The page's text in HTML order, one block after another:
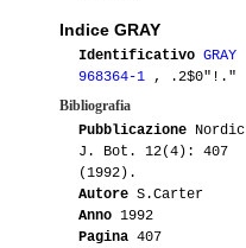
Indice GRAY
Identificativo GRAY
968364-1 , .2$0"!."
Bibliografia
Pubblicazione Nordic
J. Bot. 12(4): 407
(1992).
Autore S.Carter
Anno 1992
Pagina 407